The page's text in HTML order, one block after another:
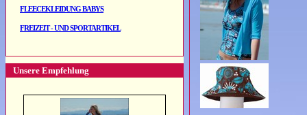
FLEECEKLEIDUNG BABYS
FREIZEIT - UND SPORTARTIKEL
Unsere Empfehlung